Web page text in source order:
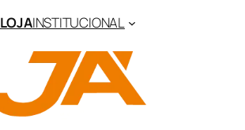
LOJAINSTITUCIONAL